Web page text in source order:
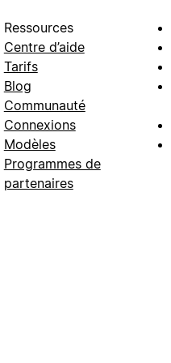
Ressources
Centre d’aide
Tarifs
Blog
Communauté
Connexions
Modèles
Programmes de
partenaires